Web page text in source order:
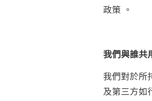
政策 。
我們與誰共
我們對於所
及第三方如